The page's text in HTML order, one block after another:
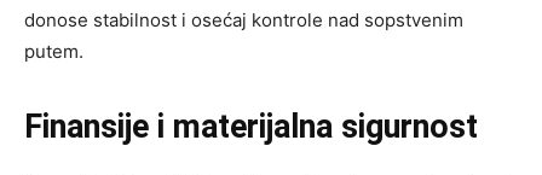
donose stabilnost i osećaj kontrole nad sopstvenim
putem.
Finansije i materijalna sigurnost